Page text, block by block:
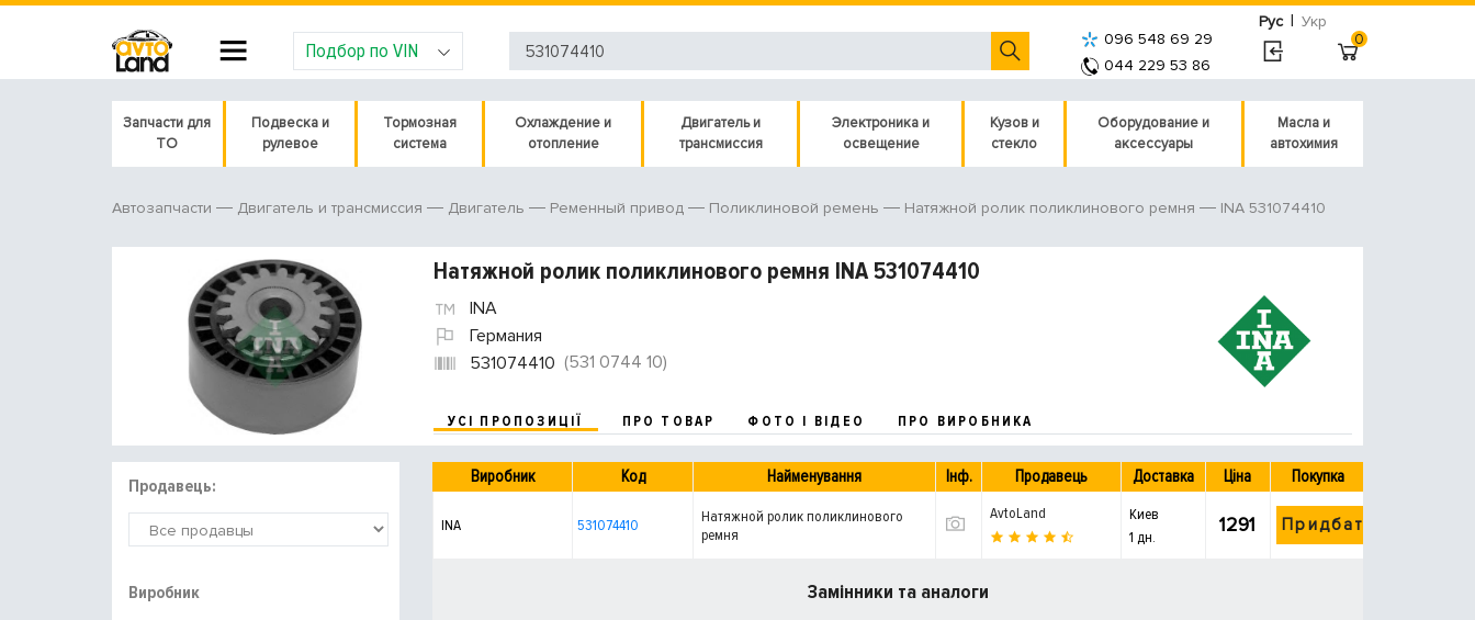
Рус | Укр
Подбор по VIN
096 548 69 29
044 229 53 86
0
Запчасти для
ТО
Подвеска и
рулевое
Тормозная
система
Охлаждение и
отопление
Двигатель и
трансмиссия
Электроника и
освещение
Кузов и
стекло
Оборудование и
аксессуары
Масла и
автохимия
Автозапчасти Двигатель и трансмиссия Двигатель Ременный привод Поликлиновой ремень Натяжной ролик поликлинового ремня INA 531074410
Натяжной ролик поликлинового ремня INA 531074410
INA
Германия
531074410 (531 0744 10)
УСІ ПРОПОЗИЦІЇ ПРО ТОВАР ФОТО І ВІДЕО ПРО ВИРОБНИКА
Продавець:
Виробник
Виробник Код Найменування Інф. Продавець Доставка Ціна Покупка
INA 531074410
Натяжной ролик поликлинового
ремня
AvtoLand
Киев
1 дн.
1291 Придбати
Замінники та аналоги